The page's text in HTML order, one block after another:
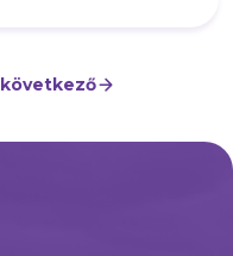
következő